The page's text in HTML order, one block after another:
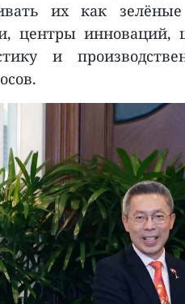
их как
центры инноваций,
и